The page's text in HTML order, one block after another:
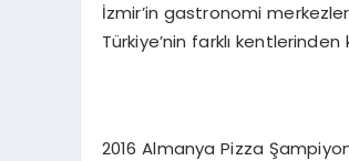
İzmir’in gastronomi
Türkiye’nin farklı
2016 Almanya Pizza